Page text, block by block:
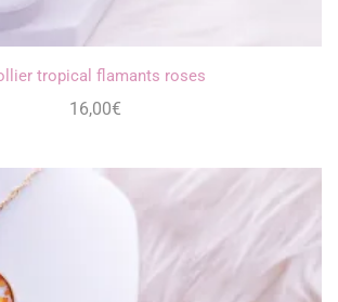
tropical flamants roses
16,00€